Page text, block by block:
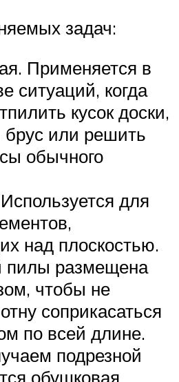
задач:
Применяется в
ситуаций, когда
кусок доски,
брус или решить
обычного
для
над плоскостью.
пилы размещена
чтобы не
соприкасаться
по всей длине.
подрезной
обушковая